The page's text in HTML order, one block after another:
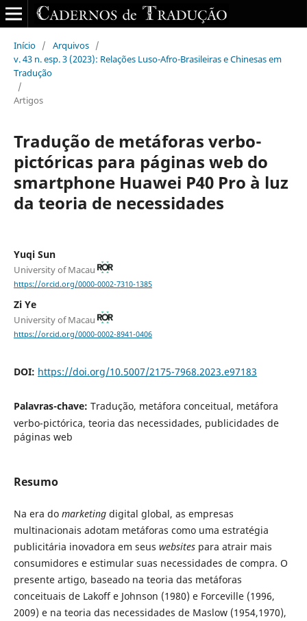
Início / Arquivos /
v. 43 n. esp. 3 (2023): Relações Luso-Afro-Brasileiras e Chinesas em
Tradução
/
Artigos
Tradução de metáforas verbo-
pictóricas para páginas web do
smartphone Huawei P40 Pro à luz
da teoria de necessidades
Yuqi Sun
University of Macau
https://orcid.org/0000-0002-7310-1385
Zi Ye
University of Macau
https://orcid.org/0000-0002-8941-0406
DOI: https://doi.org/10.5007/2175-7968.2023.e97183
Palavras-chave: Tradução, metáfora conceitual, metáfora
verbo-pictórica, teoria das necessidades, publicidades de
páginas web
Resumo
Na era do marketingdigital global, as empresas
multinacionais adotam metáforas como uma estratégia
publicitária inovadora em seus websitespara atrair mais
consumidores e estimular suas necessidades de compra. O
presente artigo, baseado na teoria das metáforas
conceituais de Lakoff e Johnson (1980) e Forceville (1996,
2009) e na teoria das necessidades de Maslow (1954,1970),